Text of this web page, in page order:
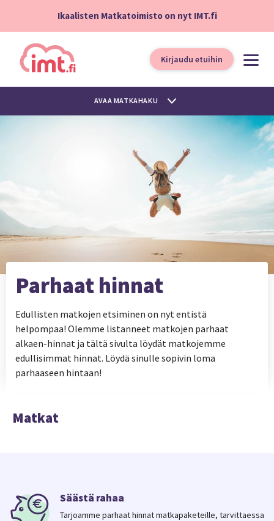
Ikaalisten Matkatoimisto on nyt IMT.fi
Kirjaudu etuihin
AVAA MATKAHAKU
Parhaat hinnat
Edullisten matkojen etsiminen on nyt entistä
helpompaa! Olemme listanneet matkojen parhaat
alkaen-hinnat ja tältä sivulta löydät matkojemme
edullisimmat hinnat. Löydä sinulle sopivin loma
parhaaseen hintaan!
Matkat
Säästä rahaa
Tarjoamme parhaat hinnat matkapaketeille, tarvittaessa